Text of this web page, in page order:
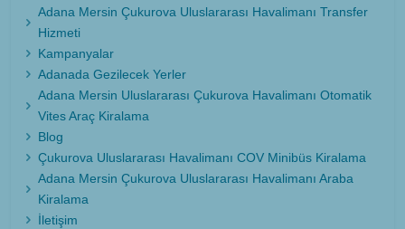
Adana Mersin Çukurova Uluslararası Havalimanı Transfer
Hizmeti
Kampanyalar
Adanada Gezilecek Yerler
Adana Mersin Uluslararası Çukurova Havalimanı Otomatik
Vites Araç Kiralama
Blog
Çukurova Uluslararası Havalimanı COV Minibüs Kiralama
Adana Mersin Çukurova Uluslararası Havalimanı Araba
Kiralama
İletişim